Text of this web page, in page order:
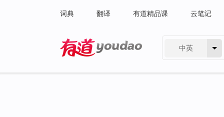
词典 翻译 有道精品课 云笔记
中英